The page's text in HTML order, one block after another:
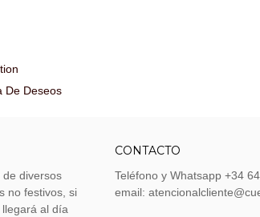
De Deseos
de diversos
no festivos, si
al día
CONTACTO
Teléfono y Whatsapp +34
email: